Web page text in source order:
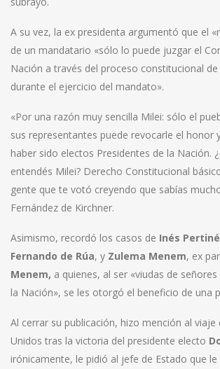
A su vez, la ex presidenta argumentó que el
de un mandatario «sólo lo puede juzgar el
Nación a través del proceso constitucional de
durante el ejercicio del mandato».
«Por una razón muy sencilla Milei: sólo el
sus representantes puede revocarle el honor
haber sido electos Presidentes de la Nación.
entendés Milei? Derecho Constitucional
gente que te votó creyendo que sabías
Fernández de Kirchner.
Asimismo, recordó los casos de Inés Pertiné
Fernando de Rúa, y Zulema Menem, ex
Menem, a quienes, al ser «viudas de
la Nación», se les otorgó el beneficio de una
Al cerrar su publicación, hizo mención al viaje
Unidos tras la victoria del presidente electo
irónicamente, le pidió al jefe de Estado que le